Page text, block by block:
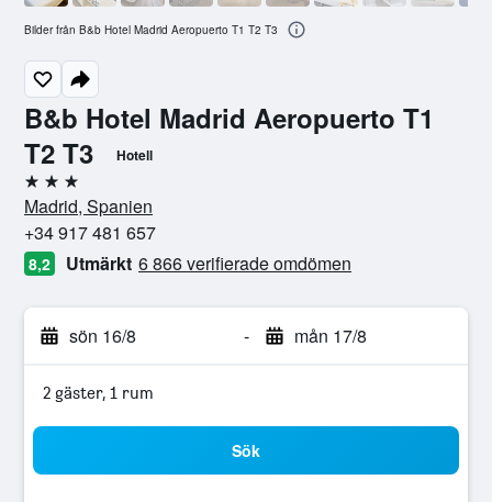
B&b Hotel Madrid Aeropuerto T1
T2 T3
Hotell
3 stjärnor
Madrid, Spanien
+34 917 481 657
8,2 Utmärkt 6 866 verifierade omdömen
sön 16/8 - mån 17/8
2 gäster, 1 rum
Sök
Bilder från B&b Hotel Madrid Aeropuerto T1 T2 T3